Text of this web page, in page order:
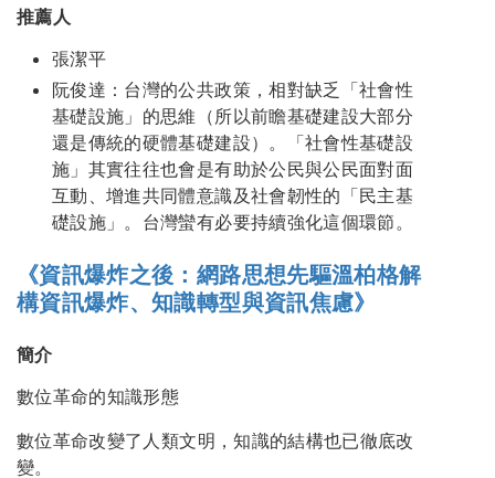
推薦人
張潔平
阮俊達：台灣的公共政策，相對缺乏「社會性
基礎設施」的思維（所以前瞻基礎建設大部分
還是傳統的硬體基礎建設）。「社會性基礎設
施」其實往往也會是有助於公民與公民面對面
互動、增進共同體意識及社會韌性的「民主基
礎設施」。台灣蠻有必要持續強化這個環節。
《資訊爆炸之後：網路思想先驅溫柏格解
構資訊爆炸、知識轉型與資訊焦慮》
簡介
數位革命的知識形態
數位革命改變了人類文明，知識的結構也已徹底改
變。